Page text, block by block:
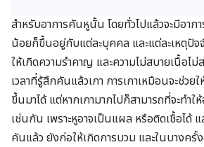
สำหรับอาการคันหูนั้น โดยทั่วไปแล้วจะมีอาก
น้อยก็ขึ้นอยู่กับแต่ละบุคคล และแต่ละเหตุปัจ
ให้เกิดความรำคาญ และความไม่สบายเนื้อไม่
เวลาที่รู้สึกคันแล้วเกา การเกาเหมือนจะช่วย
ขึ้นมาได้แต่หากเกามากไปก็สามารถที่จะทำใ
เช่นกัน เพราะหูอาจเป็นแผล หรือติดเชื้อได้
คันแล้ว ยังก่อให้เกิดการบวม และในบางครั้